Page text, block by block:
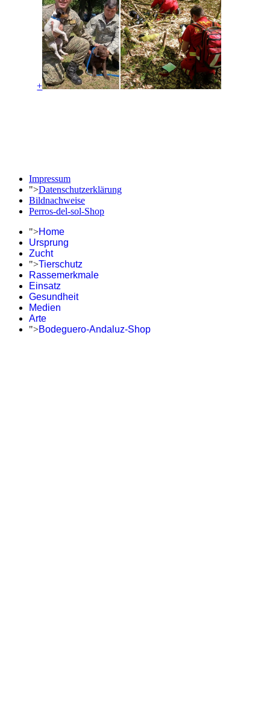
+
Impressum
">Datenschutzerklärung
Bildnachweise
Perros-del-sol-Shop
">Home
Ursprung
Zucht
">Tierschutz
Rassemerkmale
Einsatz
Gesundheit
Medien
Arte
">Bodeguero-Andaluz-Shop